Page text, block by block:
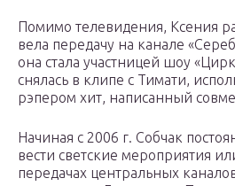
Помимо телевидения, Ксения
вела передачу на канале
она стала участницей шоу
снялась в клипе с Тимати,
рэпером хит, написанный
Начиная с 2006 г. Собчак
вести светские мероприятия
передачах центральных